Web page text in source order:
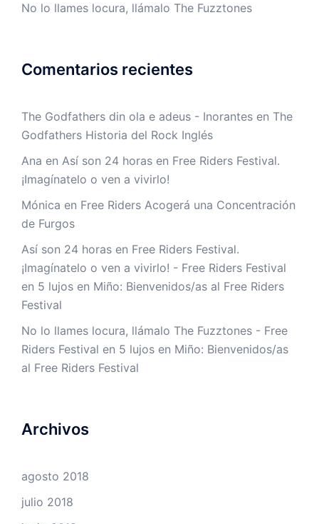
No lo llames locura, llámalo The Fuzztones
Comentarios recientes
The Godfathers din ola e adeus - Inorantes en The
Godfathers Historia del Rock Inglés
Ana en Así son 24 horas en Free Riders Festival.
¡Imagínatelo o ven a vivirlo!
Mónica en Free Riders Acogerá una Concentración
de Furgos
Así son 24 horas en Free Riders Festival.
¡Imagínatelo o ven a vivirlo! - Free Riders Festival
en 5 lujos en Miño: Bienvenidos/as al Free Riders
Festival
No lo llames locura, llámalo The Fuzztones - Free
Riders Festival en 5 lujos en Miño: Bienvenidos/as
al Free Riders Festival
Archivos
agosto 2018
julio 2018